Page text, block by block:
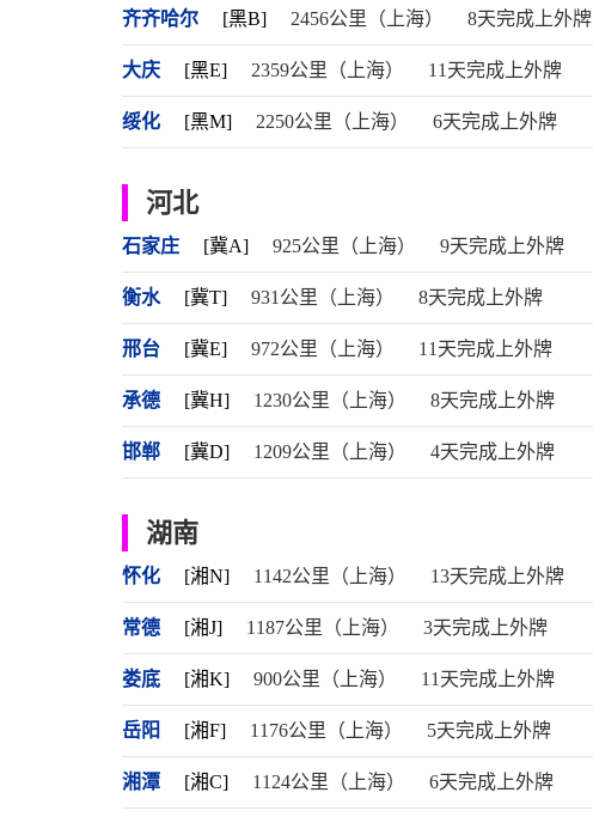
齐齐哈尔 [黑B] 2456公里（上海） 8天完成上外牌
大庆 [黑E] 2359公里（上海） 11天完成上外牌
绥化 [黑M] 2250公里（上海） 6天完成上外牌
河北
石家庄 [冀A] 925公里（上海） 9天完成上外牌
衡水 [冀T] 931公里（上海） 8天完成上外牌
邢台 [冀E] 972公里（上海） 11天完成上外牌
承德 [冀H] 1230公里（上海） 8天完成上外牌
邯郸 [冀D] 1209公里（上海） 4天完成上外牌
湖南
怀化 [湘N] 1142公里（上海） 13天完成上外牌
常德 [湘J] 1187公里（上海） 3天完成上外牌
娄底 [湘K] 900公里（上海） 11天完成上外牌
岳阳 [湘F] 1176公里（上海） 5天完成上外牌
湘潭 [湘C] 1124公里（上海） 6天完成上外牌